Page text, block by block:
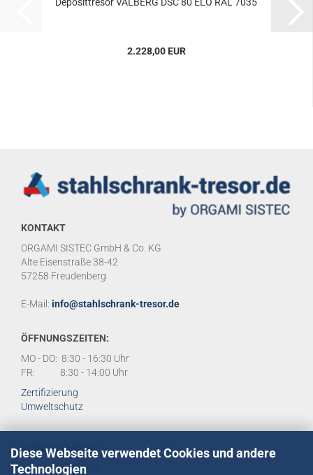
Diese Webseite verwendet Cookies und andere
Technologien
2.228,00 EUR
KONTAKT
ORGAMI SISTEC GmbH & Co. KG
Alte Eisenstraße 38-42
57258 Freudenberg
E-Mail: info@stahlschrank-tresor.de
ÖFFNUNGSZEITEN:
MO - DO: 8:30 - 16:30 Uhr
FR: 8:30 - 14:00 Uhr
Zertifizierung
Umweltschutz
KUNDENSERVICE
Tel:02734 284950